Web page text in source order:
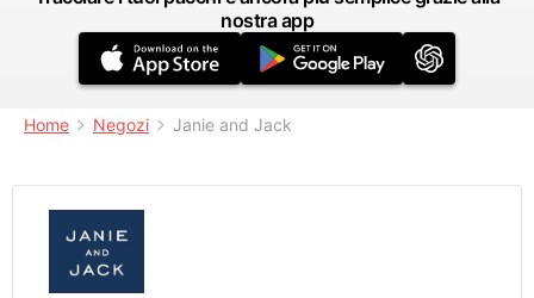
nostra app
Home Negozi Janie and Jack